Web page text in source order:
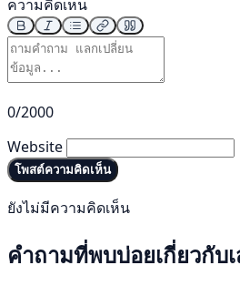
ความคิดเห็น
0/2000
Website
โพสต์ความคิดเห็น
ยังไม่มีความคิดเห็น
คำถามที่พบบ่อยเกี่ยวกับ